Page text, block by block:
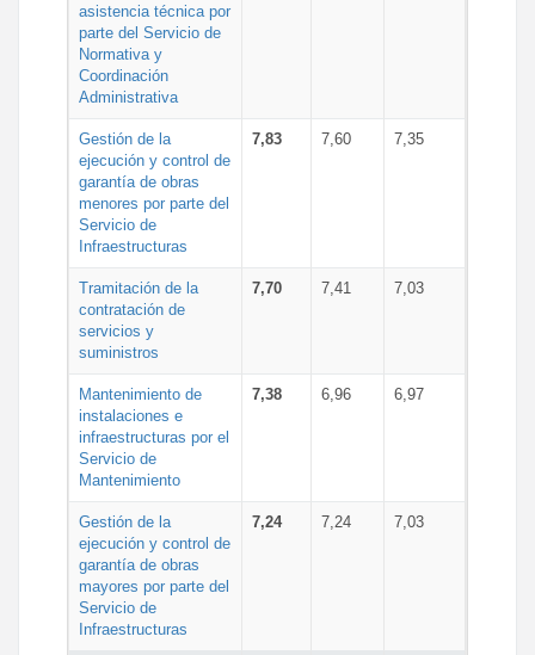
asistencia técnica por
parte del Servicio de
Normativa y
Coordinación
Administrativa
Gestión de la
ejecución y control de
garantía de obras
menores por parte del
Servicio de
Infraestructuras
7,83 7,60 7,35
Tramitación de la
contratación de
servicios y
suministros
7,70 7,41 7,03
Mantenimiento de
instalaciones e
infraestructuras por el
Servicio de
Mantenimiento
7,38 6,96 6,97
Gestión de la
ejecución y control de
garantía de obras
mayores por parte del
Servicio de
Infraestructuras
7,24 7,24 7,03